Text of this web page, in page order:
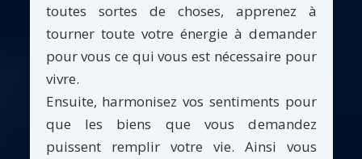
toutes sortes de choses, apprenez à
tourner toute votre énergie à demander
pour vous ce qui vous est nécessaire pour
vivre.
Ensuite, harmonisez vos sentiments pour
que les biens que vous demandez
puissent remplir votre vie. Ainsi vous